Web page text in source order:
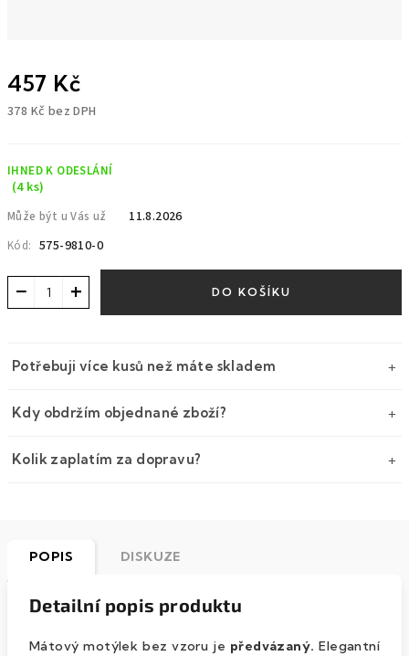
457 Kč
378 Kč bez DPH
IHNED K ODESLÁNÍ
(4 ks)
Může být u Vás už 11.8.2026
Kód: 575-9810-0
+
− DO KOŠÍKU
Potřebuji více kusů než máte skladem
Kdy obdržím objednané zboží?
Kolik zaplatím za dopravu?
POPIS DISKUZE
Detailní popis produktu
Mátový motýlek bez vzoru je předvázaný. Elegantní